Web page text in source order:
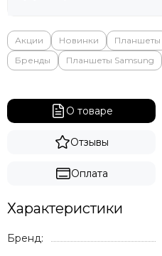
Акции Новинки Планшеты
Бренды
Планшеты Samsung
О товаре
Отзывы
Оплата
Характеристики
Бренд: